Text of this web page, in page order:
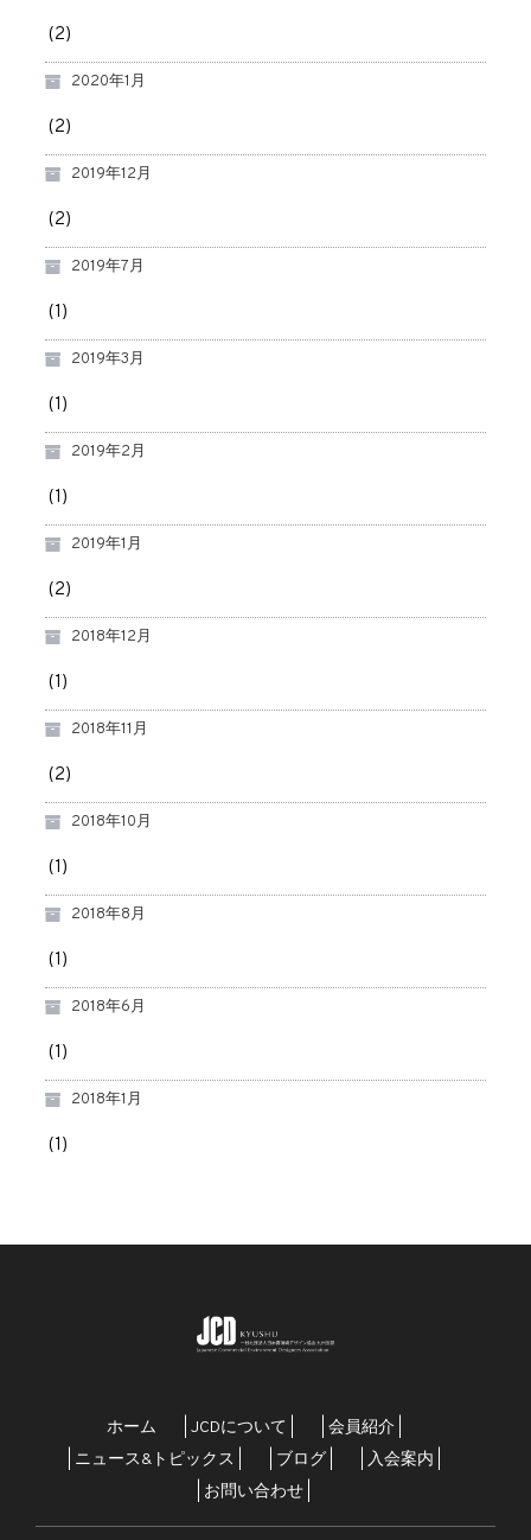
(2)
2020年1月
(2)
2019年12月
(2)
2019年7月
(1)
2019年3月
(1)
2019年2月
(1)
2019年1月
(2)
2018年12月
(1)
2018年11月
(2)
2018年10月
(1)
2018年8月
(1)
2018年6月
(1)
2018年1月
(1)
ホーム | JCDについて |
| 会員紹介 |
| ニュース&トピックス |
| ブログ |
| 入会案内 |
| お問い合わせ |